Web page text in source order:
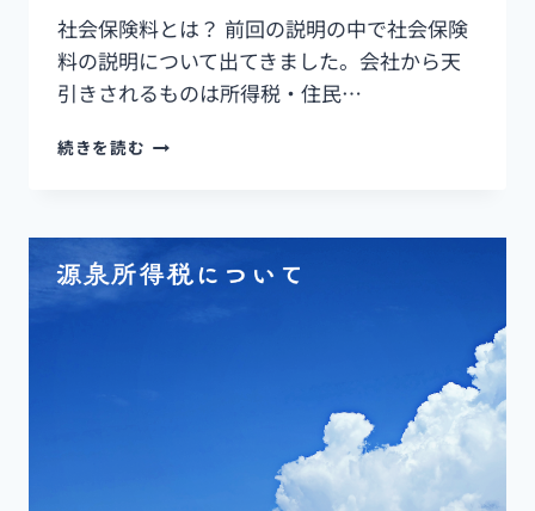
社会保険料とは？ 前回の説明の中で社会保険
料の説明について出てきました。会社から天
引きされるものは所得税・住民…
続きを読む